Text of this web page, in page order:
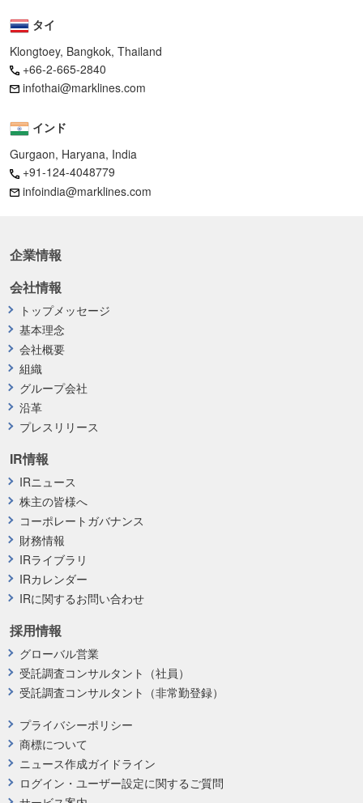
タイ
Klongtoey, Bangkok, Thailand
+66-2-665-2840
infothai@marklines.com
インド
Gurgaon, Haryana, India
+91-124-4048779
infoindia@marklines.com
企業情報
プライバシーポリシー
商標について
ニュース作成ガイドライン
ログイン・ユーザー設定に関するご質問
採用情報
グローバル営業
受託調査コンサルタント（社員）
受託調査コンサルタント（非常勤登録）
会社情報
トップメッセージ
基本理念
会社概要
組織
グループ会社
沿革
プレスリリース
IR情報
IRニュース
株主の皆様へ
コーポレートガバナンス
財務情報
IRライブラリ
IRカレンダー
IRに関するお問い合わせ